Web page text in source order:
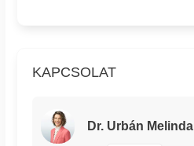
KAPCSOLAT
Dr. Urbán Melinda